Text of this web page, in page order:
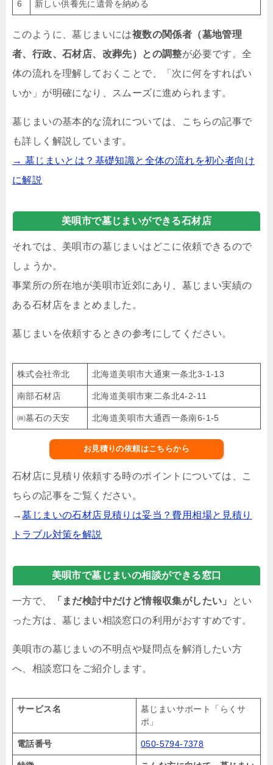
6 新しい供養先に遺骨を納める
このように、墓じまいには複数の関係者（墓地管理
者、行政、石材店、改葬先）との調整が必要です。全
体の流れを理解しておくことで、「次に何をすればい
いか」が明確になり、スムーズに進められます。
墓じまいの基本的な流れについては、こちらの記事で
も詳しく解説しています。
→ 墓じまいとは？基礎知識と全体の流れを初心者向け
に解説
美唄市で墓じまいができる石材店
それでは、美唄市の墓じまいはどこに依頼できるので
しょうか。
事業所の所在地が美唄市近郊にあり、墓じまい実績の
ある石材店をまとめました。
墓じまいを依頼するときの参考にしてください。
株式会社帝北 北海道美唄市大通東一条北3-1-13
南部石材店 北海道美唄市東二条北4-2-11
㈱墓石の天安 北海道美唄市大通西一条南6-1-5
お見積りの依頼はこちらから
石材店に見積り依頼する時のポイントについては、こ
ちらの記事をご覧ください。
→墓じまいの石材店見積りは妥当？費用相場と見積り
トラブル対策を解説
美唄市で墓じまいの相談ができる窓口
一方で、 「まだ検討中だけど情報収集がしたい」
とい
った方は、墓じまい相談窓口の利用がおすすめです。
美唄市の墓じまいの不明点や疑問点を解消したい方
へ、相談窓口をご紹介します。
サービス名
墓じまいサポート「らくサ
ポ」
電話番号 050-5794-7378